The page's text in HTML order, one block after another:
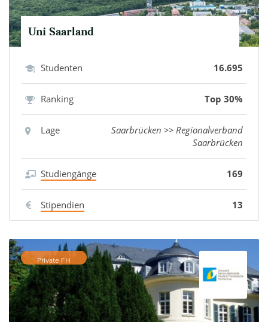
Uni Saarland
Studenten 16.695
Ranking Top 30%
Lage
Saarbrücken >> Regionalverband
Saarbrücken
Studiengänge 169
Stipendien 13
Private FH